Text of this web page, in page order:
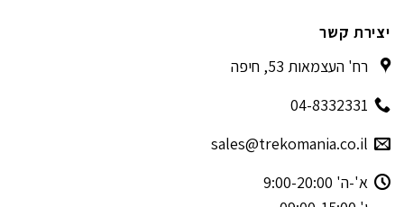
יצירת קשר
רח' העצמאות 53, חיפה
04-8332331
sales@trekomania.co.il
א'-ה' 9:00-20:00